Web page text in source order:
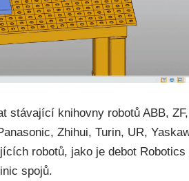
stávající knihovny robotů ABB,
Zhihui, Turin, UR,
robotů, jako je debot Robotics
spojů.